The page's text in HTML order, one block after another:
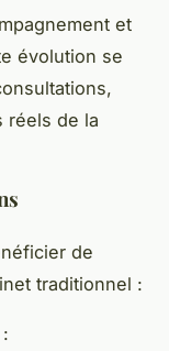
et
évolution se
réels de la
de
traditionnel :
: